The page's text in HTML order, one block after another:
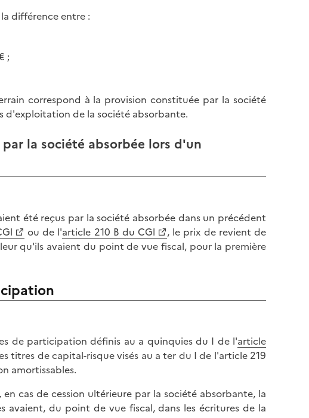
différence entre :
;
correspond à la provision constituée par la société
d'exploitation de la société absorbante.
la société absorbée lors d'un
été reçus par la société absorbée dans un précédent
ou de l'article 210 B du CGl
, le prix de revient de
qu'ils avaient du point de vue fiscal, pour la première
de participation définis au a quinquies du I de l'article
titres de capital-risque visés au a ter du I de l'article 219
amortissables.
cas de cession ultérieure par la société absorbante, la
avaient, du point de vue fiscal, dans les écritures de la